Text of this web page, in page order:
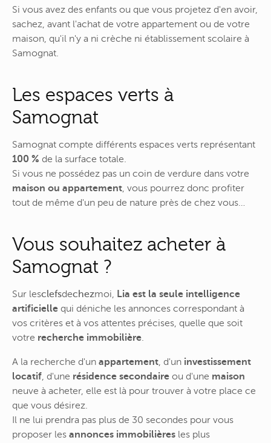
Si vous avez des enfants ou que vous projetez d'en avoir,
sachez, avant l'achat de votre appartement ou de votre
maison, qu'il n'y a ni crèche ni établissement scolaire à
Samognat.
Les espaces verts à
Samognat
Samognat compte différents espaces verts représentant
100 % de la surface totale.
Si vous ne possédez pas un coin de verdure dans votre
maison ou appartement, vous pourrez donc profiter
tout de même d'un peu de nature près de chez vous…
Vous souhaitez acheter à
Samognat ?
Sur lesclefsdechezmoi, Lia est la seule intelligence
artificielle qui déniche les annonces correspondant à
vos critères et à vos attentes précises, quelle que soit
votre recherche immobilière.
A la recherche d'un appartement, d'un investissement
locatif, d'une résidence secondaire ou d'une maison
neuve à acheter, elle est là pour trouver à votre place ce
que vous désirez.
Il ne lui prendra pas plus de 30 secondes pour vous
proposer les annonces immobilières les plus